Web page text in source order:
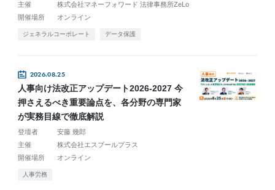
主催
株式会社マネーフォワード 法律事務所ZeLo
開催場所
オンライン
ジェネラルコーポレート データ保護
2026.08.25
人事向け法改正アップデート2026-2027 今
押さえるべき重要論点を、各分野の専門家
が実務目線で徹底解説
登壇者
安藤 幾郎
主催
株式会社エスプールプラス
開催場所
オンライン
人事労務